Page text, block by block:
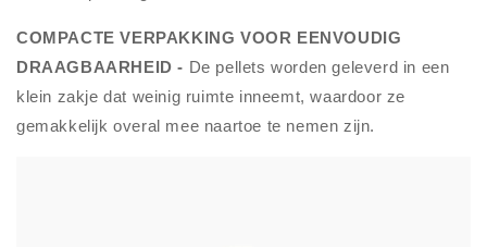
COMPACTE VERPAKKING VOOR EENVOUDIG
DRAAGBAARHEID - De pellets worden geleverd in een
klein zakje dat weinig ruimte inneemt, waardoor ze
gemakkelijk overal mee naartoe te nemen zijn.